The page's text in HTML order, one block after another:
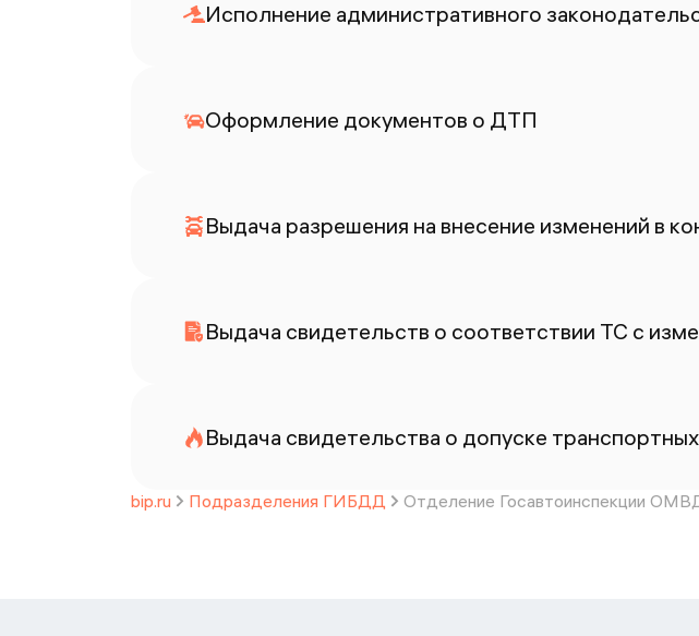
Исполнение административного
Оформление документов о ДТП
Выдача разрешения на внесение изменений в
Выдача свидетельств о соответствии ТС с
Выдача свидетельства о допуске
bip.ru Подразделения ГИБДД Отделение Госавтоинспекции